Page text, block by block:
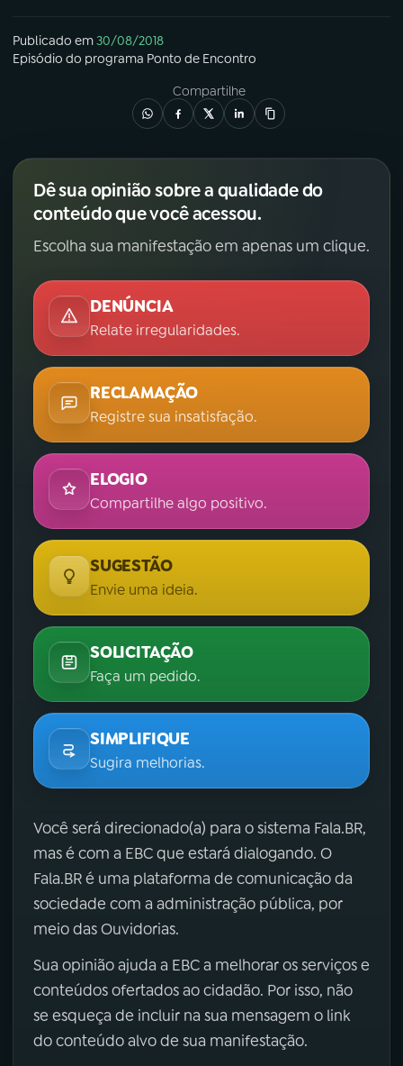
Publicado em30/08/2018
Episódio do programa Ponto de Encontro
Compartilhe
Dê sua opinião sobre a qualidade do
conteúdo que você acessou.
Escolha sua manifestação em apenas um clique.
DENÚNCIA
Relate irregularidades.
RECLAMAÇÃO
Registre sua insatisfação.
ELOGIO
Compartilhe algo positivo.
SUGESTÃO
Envie uma ideia.
SOLICITAÇÃO
Faça um pedido.
SIMPLIFIQUE
Sugira melhorias.
Você será direcionado(a) para o sistema Fala.BR,
mas é com a EBC que estará dialogando. O
Fala.BR é uma plataforma de comunicação da
sociedade com a administração pública, por
meio das Ouvidorias.
Sua opinião ajuda a EBC a melhorar os serviços e
conteúdos ofertados ao cidadão. Por isso, não
se esqueça de incluir na sua mensagem o link
do conteúdo alvo de sua manifestação.